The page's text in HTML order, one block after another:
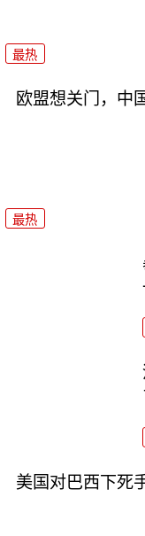
最热
欧盟想关门，中
最热
美国对巴西下死